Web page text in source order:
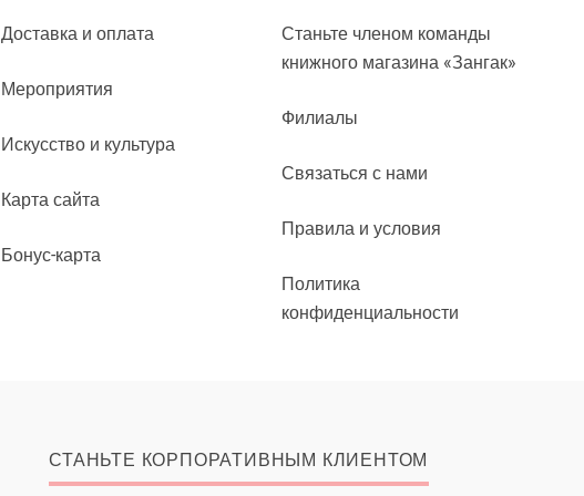
Доставка и оплата
Мероприятия
Искусство и культура
Карта сайта
Бонус-карта
Станьте членом команды
книжного магазина «Зангак»
Филиалы
Связаться с нами
Правила и условия
Политика
конфиденциальности
СТАНЬТЕ КОРПОРАТИВНЫМ КЛИЕНТОМ